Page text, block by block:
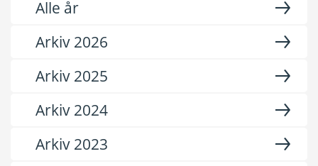
Alle år
Arkiv 2026
Arkiv 2025
Arkiv 2024
Arkiv 2023